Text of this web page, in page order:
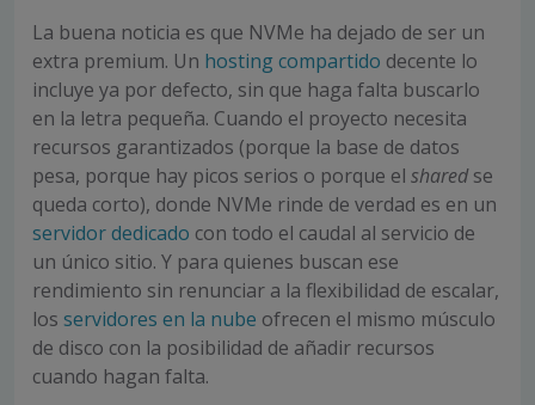
La buena noticia es que NVMe ha dejado de ser un
extra premium. Un hosting compartido decente lo
incluye ya por defecto, sin que haga falta buscarlo
en la letra pequeña. Cuando el proyecto necesita
recursos garantizados (porque la base de datos
pesa, porque hay picos serios o porque el sharedse
queda corto), donde NVMe rinde de verdad es en un
servidor dedicado con todo el caudal al servicio de
un único sitio. Y para quienes buscan ese
rendimiento sin renunciar a la flexibilidad de escalar,
los servidores en la nube ofrecen el mismo músculo
de disco con la posibilidad de añadir recursos
cuando hagan falta.